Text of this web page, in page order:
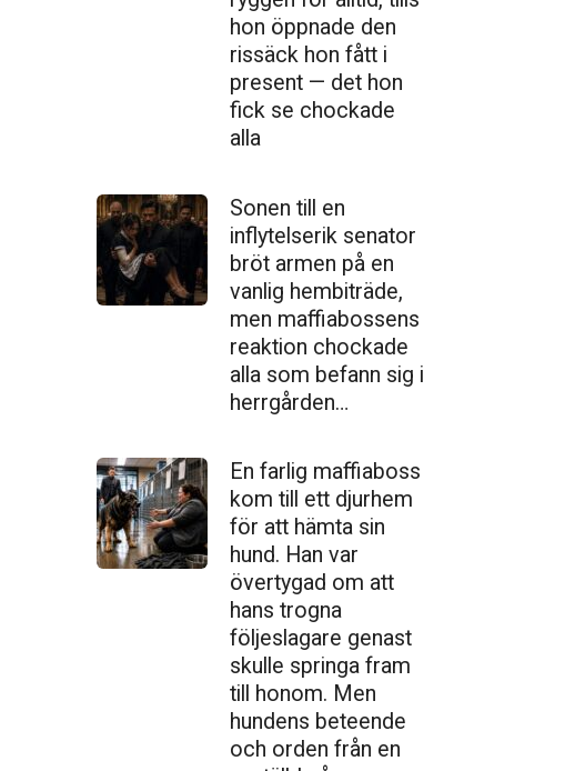
hon öppnade den
ris­säck hon fått i
present — det hon
fick se chockade
alla
Sonen till en
inflytelserik senator
bröt armen på en
vanlig hembiträde,
men maffiabossens
reaktion chockade
alla som befann sig i
herrgården…
En farlig maffiaboss
kom till ett djurhem
för att hämta sin
hund. Han var
övertygad om att
hans trogna
följeslagare genast
skulle springa fram
till honom. Men
hundens beteende
och orden från en